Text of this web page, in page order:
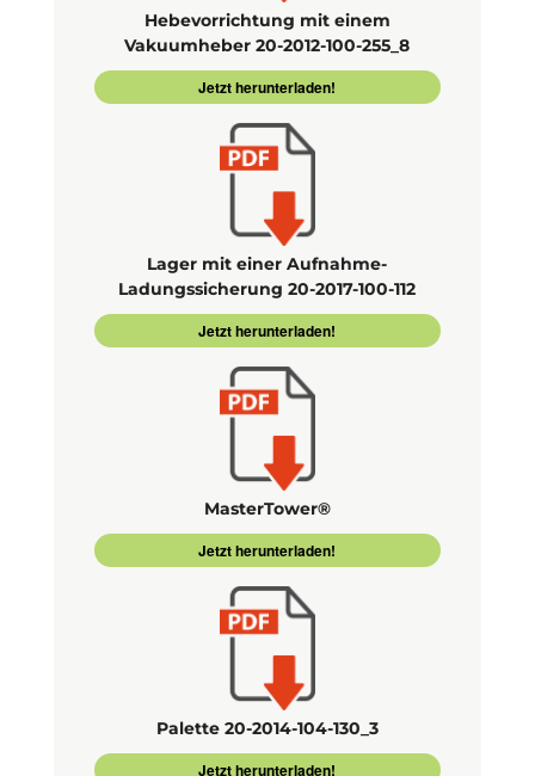
Hebevorrichtung mit einem
Vakuumheber 20-2012-100-255_8
Jetzt herunterladen!
Lager mit einer Aufnahme-
Ladungssicherung 20-2017-100-112
Jetzt herunterladen!
MasterTower®
Jetzt herunterladen!
Palette 20-2014-104-130_3
Jetzt herunterladen!